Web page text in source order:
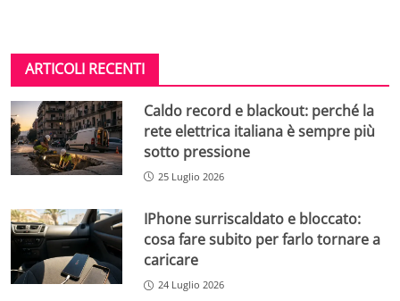
ARTICOLI RECENTI
Caldo record e blackout: perché la
rete elettrica italiana è sempre più
sotto pressione
25 Luglio 2026
IPhone surriscaldato e bloccato:
cosa fare subito per farlo tornare a
caricare
24 Luglio 2026